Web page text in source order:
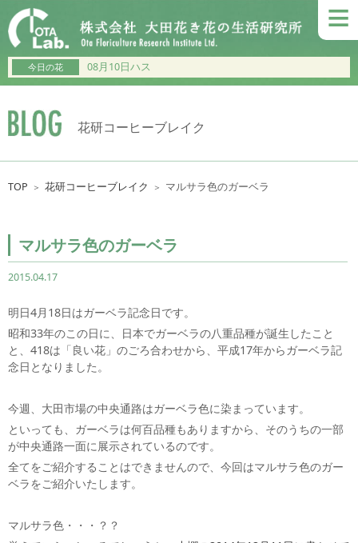
≡
今日の花 08月10日ハス
花研コーヒーブレイク
TOP ＞ 花研コーヒーブレイク ＞ マルサラ色のガーベラ
マルサラ色のガーベラ
2015.04.17
明日4月18日はガーベラ記念日です。
昭和33年のこの日に、日本でガーベラの八重品種が誕生したこと
と、418は「良い花」のごろ合わせから、平成17年からガーベラ記
念日となりました。
今週、大田市場の中央通路はガーベラ色に染まっています。
といっても、ガーベラは何百品種もありますから、そのうちの一部
が中央通路一面に展示されているのです。
全てをご紹介することはできませんので、今回はマルサラ色のガー
ベラをご紹介いたします。
マルサラ色・・・？？